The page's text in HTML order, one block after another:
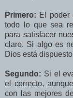
Primero: El poder
todo lo que sea
para satisfacer
claro. Si algo es
Dios está
Segundo: Si el
el correcto,
con las mejores